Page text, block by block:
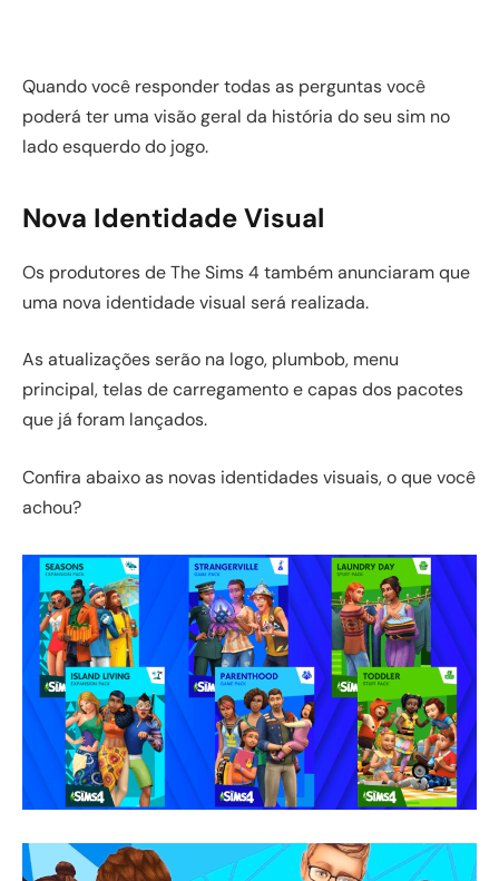
Quando você responder todas as perguntas você
poderá ter uma visão geral da história do seu sim no
lado esquerdo do jogo.
Nova Identidade Visual
Os produtores de The Sims 4 também anunciaram que
uma nova identidade visual será realizada.
As atualizações serão na logo, plumbob, menu
principal, telas de carregamento e capas dos pacotes
que já foram lançados.
Confira abaixo as novas identidades visuais, o que você
achou?